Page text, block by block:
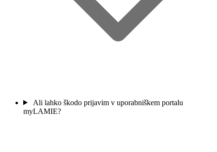
Ali lahko škodo prijavim v uporabniškem portalu
myLAMIE?